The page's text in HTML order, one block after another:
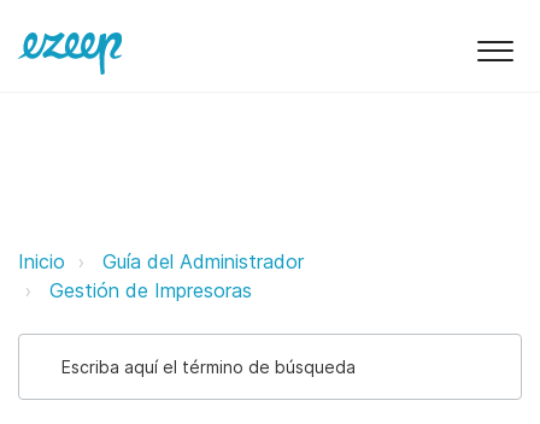
Asignación de impresoras de red
Inicio
Guía del Administrador
Gestión de Impresoras